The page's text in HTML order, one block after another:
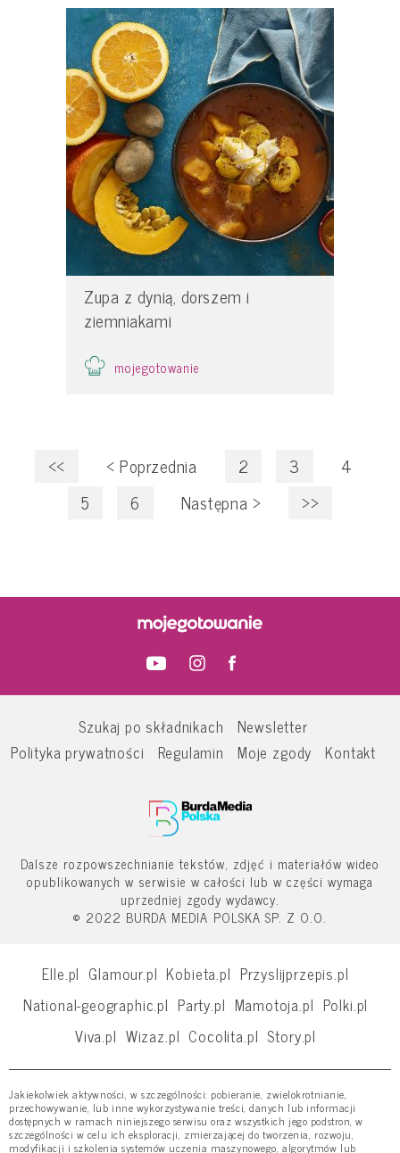
Zupa z dynią, dorszem i
ziemniakami
mojegotowanie
<< < Poprzednia 2 3
4
5
6 Następna > >>
Szukaj po składnikach
Newsletter
Polityka prywatności
Regulamin Moje zgody Kontakt
Dalsze rozpowszechnianie tekstów, zdjęć i materiałów wideo
opublikowanych w serwisie w całości lub w części wymaga
uprzedniej zgody wydawcy.
© 2022 BURDA MEDIA POLSKA SP. Z O.O.
Elle.pl Glamour.pl Kobieta.pl Przyslijprzepis.pl
National-geographic.pl Party.pl Mamotoja.pl Polki.pl
Viva.pl Wizaz.pl Cocolita.pl Story.pl
Jakiekolwiek aktywności, w szczególności: pobieranie, zwielokrotnianie,
przechowywanie, lub inne wykorzystywanie treści, danych lub informacji
dostępnych w ramach niniejszego serwisu oraz wszystkich jego podstron, w
szczególności w celu ich eksploracji, zmierzającej do tworzenia, rozwoju,
modyfikacji i szkolenia systemów uczenia maszynowego, algorytmów lub